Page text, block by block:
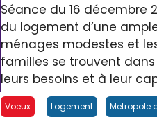
Séance du 16 décembre
du logement d’une
ménages modestes et
familles se trouvent
leurs besoins et à leur
Voeux Logement Metropole